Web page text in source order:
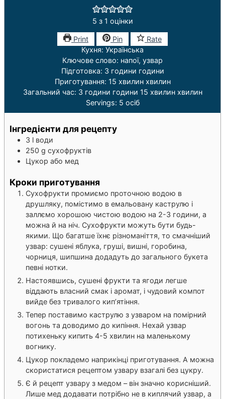
5 з 1 оцінки
Print Pin
Rate
Кухня: Українська
Ключове слово: напої, узвар
Підготовка: 3 години години
Приготування: 15 хвилин хвилин
Загальний час: 3 години години 15 хвилин хвилин
Servings: 5 осіб
Інгредієнти для рецепту
3 l води
250 g сухофруктів
Цукор або мед
Кроки приготування
Сухофрукти промиємо проточною водою в
друшляку, помістимо в емальовану каструлю і
заллємо хорошою чистою водою на 2-3 години, а
можна й на ніч. Сухофрукти можуть бути будь-
якими. Що багатше їхнє різноманіття, то смачніший
узвар: сушені яблука, груші, вишні, горобина,
чорниця, шипшина додадуть до загального букета
певні нотки.
Настоявшись, сушені фрукти та ягоди легше
віддають власний смак і аромат, і чудовий компот
вийде без тривалого кип’ятіння.
Тепер поставимо каструлю з узваром на помірний
вогонь та доводимо до кипіння. Нехай узвар
потихеньку кипить 4-5 хвилин на маленькому
вогнику.
Цукор покладемо наприкінці приготування. А можна
скористатися рецептом узвару взагалі без цукру.
Є й рецепт узвару з медом – він значно корисніший.
Лише мед додавати потрібно не в киплячий узвар, а